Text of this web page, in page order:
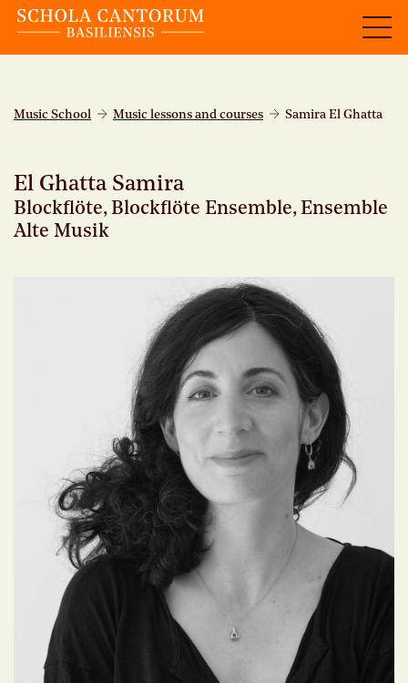
Music School Music lessons and courses Samira El Ghatta
El Ghatta Samira
Blockflöte, Blockflöte Ensemble, Ensemble
Alte Musik